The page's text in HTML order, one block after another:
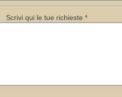
Scrivi qui le tue richieste *